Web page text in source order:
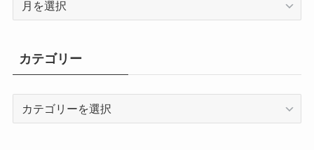
ブ
カテゴリー